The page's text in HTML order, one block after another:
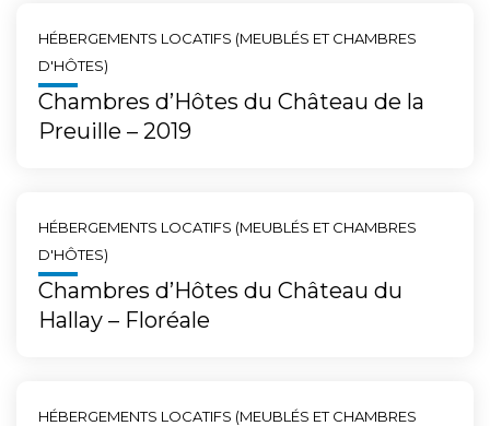
HÉBERGEMENTS LOCATIFS (MEUBLÉS ET CHAMBRES
D'HÔTES)
Chambres d’Hôtes du Château de la
Preuille – 2019
HÉBERGEMENTS LOCATIFS (MEUBLÉS ET CHAMBRES
D'HÔTES)
Chambres d’Hôtes du Château du
Hallay – Floréale
HÉBERGEMENTS LOCATIFS (MEUBLÉS ET CHAMBRES